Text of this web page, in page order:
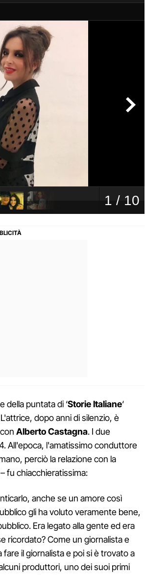
della puntata di ‘Storie Italiane‘
dopo anni di silenzio, è
Alberto Castagna. I due
All'epoca, l'amatissimo conduttore
perciò la relazione con la
fu chiacchieratissima:
anche se un amore così
gli ha voluto veramente bene,
Era legato alla gente ed era
ricordato? Come un giornalista e
il giornalista e poi si è trovato a
produttori, uno dei suoi primi